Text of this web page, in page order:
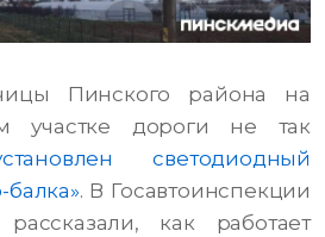
Пинского района на
участке дороги не так
светодиодный
. В Госавтоинспекции
как работает